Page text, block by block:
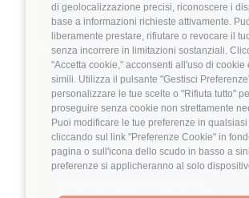
di geolocalizzazione precisi, riconoscere i
base a informazioni richieste attivamente.
liberamente prestare, rifiutare o revocare il
senza incorrere in limitazioni sostanziali.
"Accetta cookie," acconsenti all'uso di cookie
simili. Utilizza il pulsante "Gestisci
personalizzare le tue scelte o "Rifiuta tutto"
proseguire senza cookie non strettamente
Puoi modificare le tue preferenze in
cliccando sul link "Preferenze Cookie" in
pagina o sull'icona dello scudo in basso a
preferenze si applicheranno al solo
Dettagli ➡️
Senior AI Engineer
🏢 Welyk x Talentware
3.9 FuffAnnuncio Score
💰 ~ 65.000€ - 75.000€ all'anno